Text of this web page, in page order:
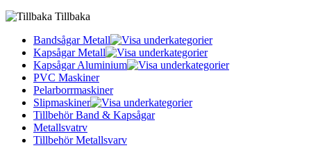
Tillbaka
Bandsågar Metall
Kapsågar Metall
Kapsågar Aluminium
PVC Maskiner
Pelarborrmaskiner
Slipmaskiner
Tillbehör Band & Kapsågar
Metallsvatrv
Tillbehör Metallsvarv